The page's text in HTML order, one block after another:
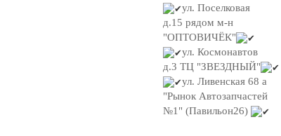
ул. Поселковая
д.15 рядом м-н
"ОПТОВИЧЁК"
ул. Космонавтов
д.3 ТЦ "ЗВЕЗДНЫЙ"
ул. Ливенская 68 а
"Рынок Автозапчастей
№1" (Павильон26)